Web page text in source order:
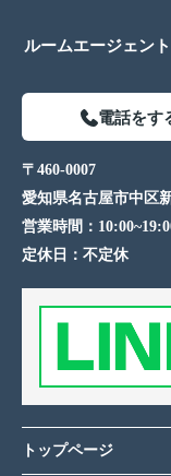
ルームエージェン
電話をす
〒460-0007
愛知県名古屋市中区
営業時間：
定休日： 不定休
トップページ